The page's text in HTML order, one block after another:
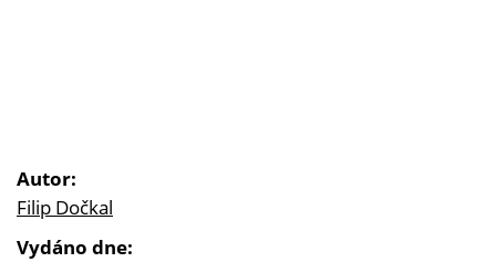
Autor:
Filip Dočkal
Vydáno dne: